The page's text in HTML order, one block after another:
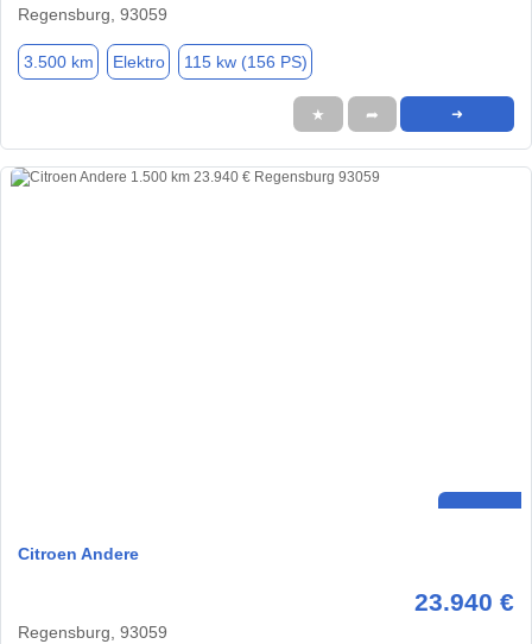
Regensburg, 93059
3.500 km Elektro 115 kw (156 PS)
★ ➦ ➜
Citroen Andere
23.940 €
Regensburg, 93059